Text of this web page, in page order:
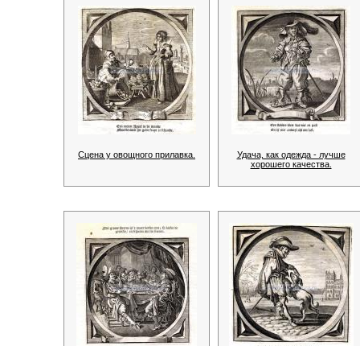
Сцена у овощного прилавка.
Удача, как одежда - лучше
хорошего качества.